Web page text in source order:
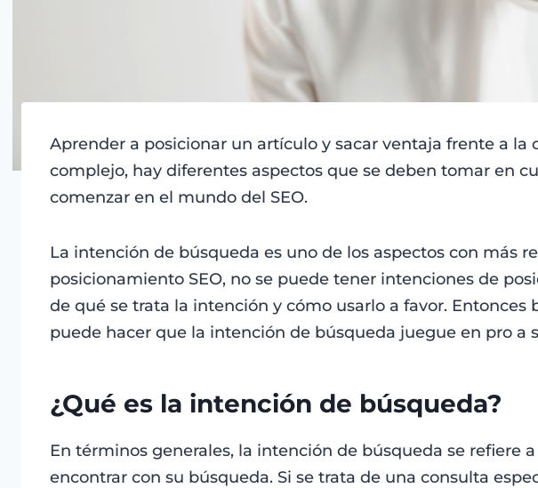
Aprender a posicionar un artículo y sacar ventaja frente a la
complejo, hay diferentes aspectos que se deben tomar en
comenzar en el mundo del SEO.
La intención de búsqueda es uno de los aspectos con más
posicionamiento SEO, no se puede tener intenciones de
de qué se trata la intención y cómo usarlo a favor. Entonces
puede hacer que la intención de búsqueda juegue en pro a
¿Qué es la intención de búsqueda?
En términos generales, la intención de búsqueda se refiere
encontrar con su búsqueda. Si se trata de una consulta